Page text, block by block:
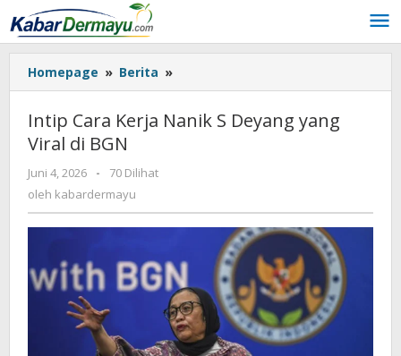
Lewati
ke
konten
Homepage » Berita »
Cara
Kerja
Nanik
Intip Cara Kerja Nanik S Deyang yang
Viral di BGN
Juni 4, 2026
oleh
kabardermayu
-
70 Dilihat
oleh kabardermayu